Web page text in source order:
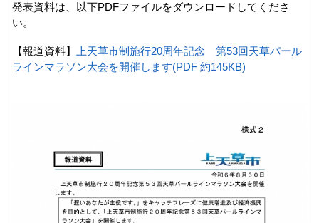
発表資料は、以下PDFファイルをダウンロードしてくださ
い。
【報道資料】
上天草市制施行20周年記念 第53回天草パール
ラインマラソン大会を開催します(PDF 約145KB)